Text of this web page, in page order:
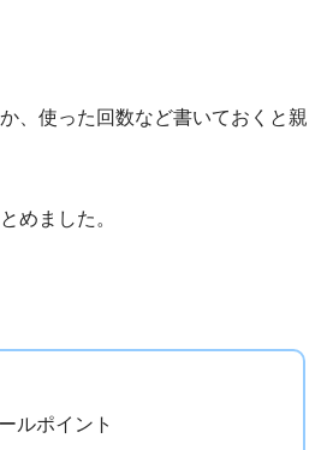
、使った回数など書いておくと親
めました。
ルポイント